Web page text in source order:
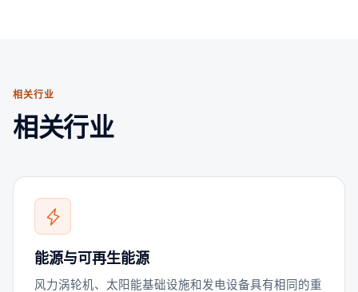
相关行业
相关行业
能源与可再生能源
风力涡轮机、太阳能基础设施和发电设备具有相同的重